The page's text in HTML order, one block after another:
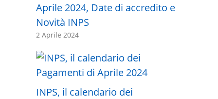
Aprile 2024, Date di accredito e
Novità INPS
2 Aprile 2024
INPS, il calendario dei